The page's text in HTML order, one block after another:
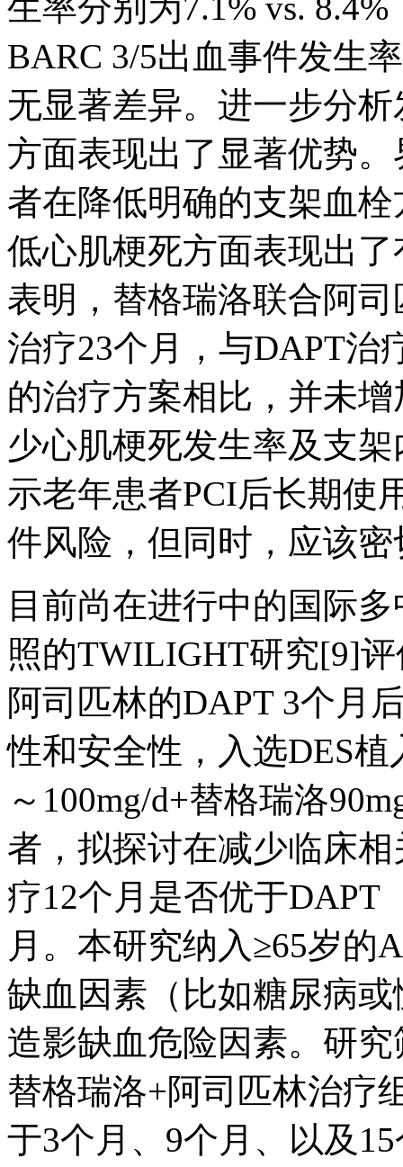
BARC 3/5出血事件发生
无显著差异。进一步分
方面表现出了显著优势
者在降低明确的支架血
低心肌梗死方面表现出
表明，替格瑞洛联合阿
治疗23个月，与DAPT治
的治疗方案相比，并未
少心肌梗死发生率及支
示老年患者PCI后长期使
件风险，但同时，应该
目前尚在进行中的国际
照的TWILIGHT研究[9]
阿司匹林的DAPT 3个月
性和安全性，入选DES
～100mg/d+替格瑞洛
者，拟探讨在减少临床
疗12个月是否优于DAPT
月。本研究纳入≥65岁的
缺血因素（比如糖尿病
造影缺血危险因素。研
替格瑞洛+阿司匹林治疗
于3个月、9个月、以及